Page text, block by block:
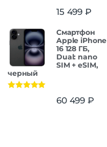
15 499 ₽
Смартфон
Apple iPhone
16 128 ГБ,
Dual: nano
SIM + eSIM,
черный
60 499 ₽